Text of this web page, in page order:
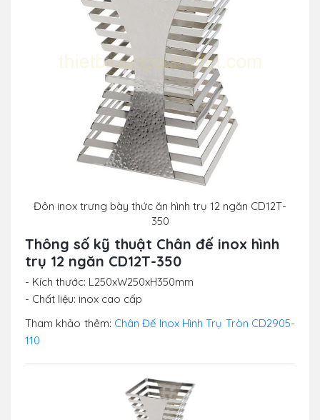
Đôn inox trưng bày thức ăn hình trụ 12 ngăn CD12T-
350
Thông số kỹ thuật Chân đế inox hình
trụ 12 ngăn CD12T-350
- Kích thước: L250xW250xH350mm
- Chất liệu: inox cao cấp
Tham khảo thêm: Chân Đế Inox Hình Trụ Tròn CD2905-
110